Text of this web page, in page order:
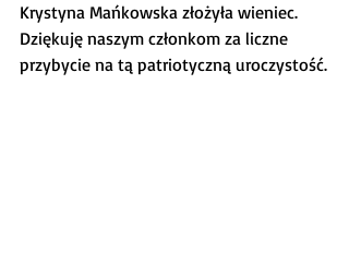
Krystyna Mańkowska złożyła wieniec.
Dziękuję naszym członkom za liczne
przybycie na tą patriotyczną uroczystość.